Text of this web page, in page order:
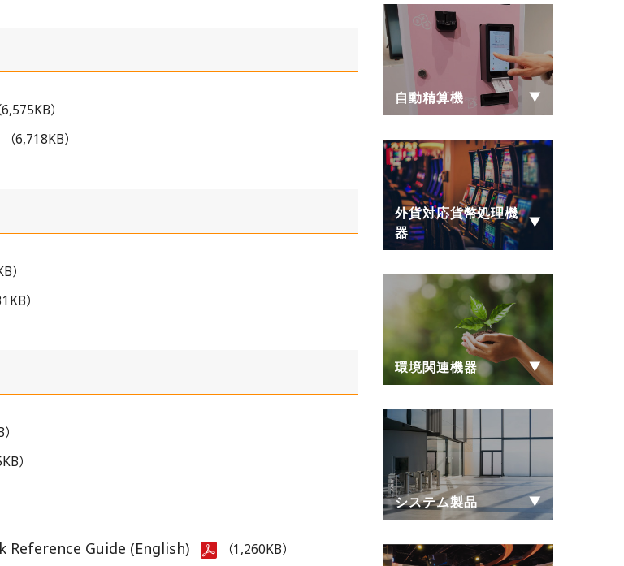
自動精算機
外貨対応貨幣処理機
器
環境関連機器
システム製品
6,575KB）
（6,718KB）
）
）
）
Guide (English) （1,260KB）